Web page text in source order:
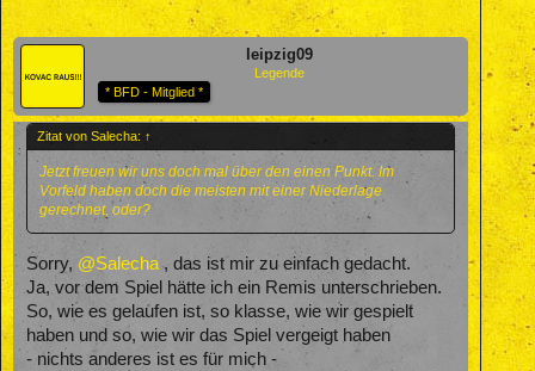
leipzig09
Legende
* BFD - Mitglied *
Zitat von Salecha: ↑
Jetzt freuen wir uns doch mal über den einen Punkt. Im
Vorfeld haben doch die meisten mit einer Niederlage
gerechnet, oder?
Sorry, @Salecha, das ist mir zu einfach gedacht.
Ja, vor dem Spiel hätte ich ein Remis unterschrieben.
So, wie es gelaufen ist, so klasse, wie wir gespielt
haben und so, wie wir das Spiel vergeigt haben
- nichts anderes ist es für mich -